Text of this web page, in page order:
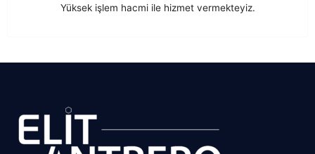
Yüksek işlem hacmi ile hizmet vermekteyiz.